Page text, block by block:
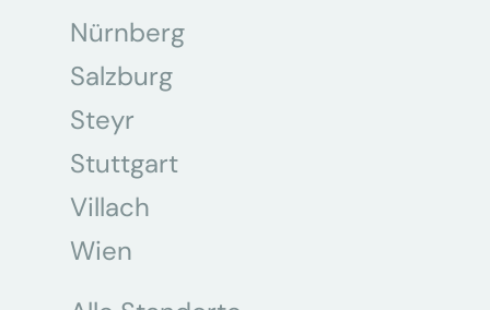
Nürnberg
Salzburg
Steyr
Stuttgart
Villach
Wien